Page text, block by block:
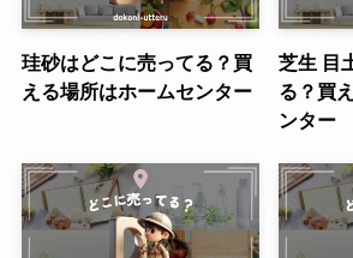
珪砂はどこに売ってる？買
える場所はホームセンター
芝生 目
る？買
ンター